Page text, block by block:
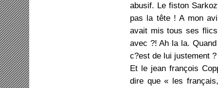
abusif. Le fiston
pas la tête ! A mon
avait mis tous ses
avec ?! Ah la la.
c?est de lui justement ?
Et le jean françois
dire que « les